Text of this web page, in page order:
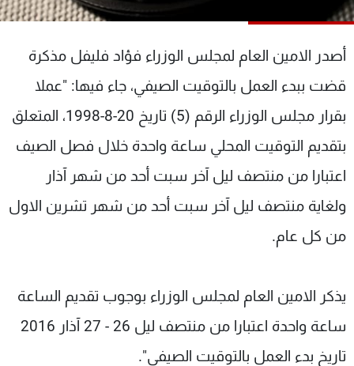
أصدر الامين العام لمجلس الوزراء فؤاد فليفل مذكرة
قضت ببدء العمل بالتوقيت الصيفي، جاء فيها: "عملا
بقرار مجلس الوزراء الرقم (5) تاريخ 20-8-1998، المتعلق
بتقديم التوقيت المحلي ساعة واحدة خلال فصل الصيف
اعتبارا من منتصف ليل آخر سبت أحد من شهر آذار
ولغاية منتصف ليل آخر سبت أحد من شهر تشرين الاول
من كل عام.
يذكر الامين العام لمجلس الوزراء بوجوب تقديم الساعة
ساعة واحدة اعتبارا من منتصف ليل 26 - 27 آذار 2016
تاريخ بدء العمل بالتوقيت الصيفي".
شاهد البرامج
عن MTV
لاعلاناتكم
وظائف
تواصل معنا
شروط الإسـتخدام
سياسة الخصوصية